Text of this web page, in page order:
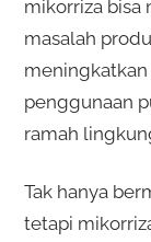
mikorriza bisa
masalah
penggunaan
ramah
Tak hanya
tetapi